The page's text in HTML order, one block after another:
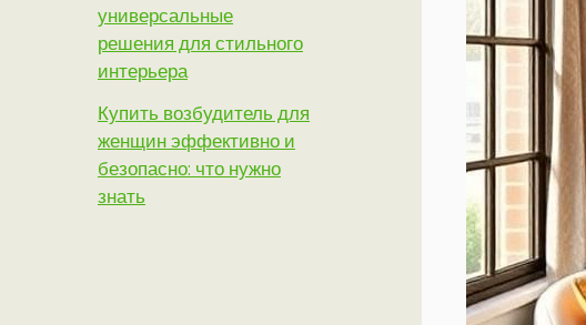
универсальные
решения для стильного
интерьера
Купить возбудитель для
женщин эффективно и
безопасно: что нужно
знать